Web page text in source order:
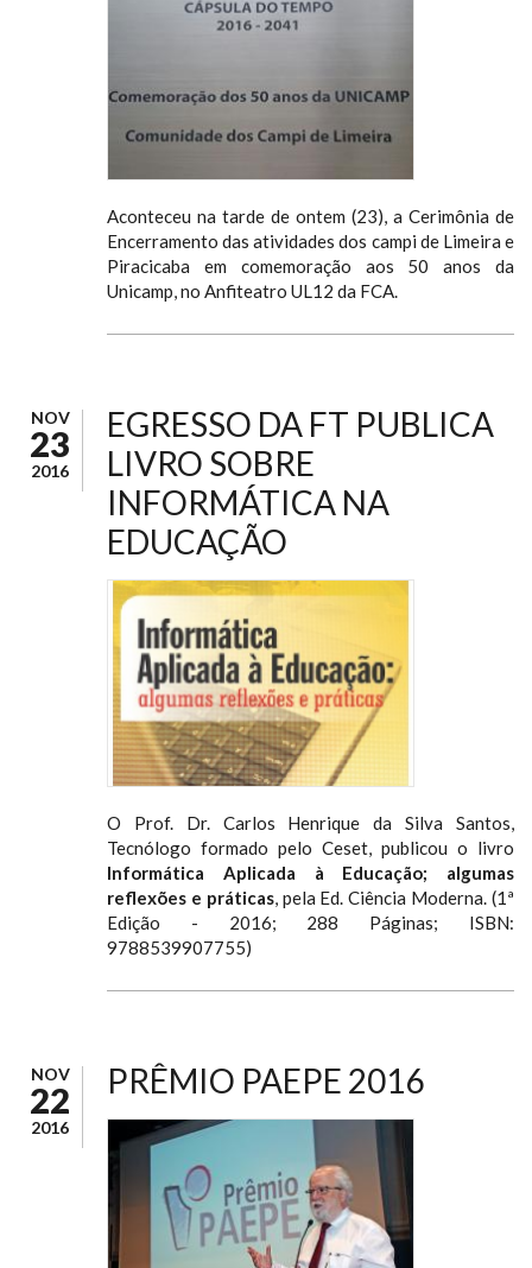
Aconteceu na tarde de ontem (23), a Cerimônia de
Encerramento das atividades dos campi de Limeira e
Piracicaba em comemoração aos 50 anos da
Unicamp, no Anfiteatro UL12 da FCA.
NOV
23
2016
EGRESSO DA FT PUBLICA
LIVRO SOBRE
INFORMÁTICA NA
EDUCAÇÃO
O Prof. Dr. Carlos Henrique da Silva Santos,
Tecnólogo formado pelo Ceset, publicou o livro
Informática Aplicada à Educação; algumas
reflexões e práticas, pela Ed. Ciência Moderna. (1ª
Edição - 2016; 288 Páginas; ISBN:
9788539907755)
NOV
22
2016
PRÊMIO PAEPE 2016